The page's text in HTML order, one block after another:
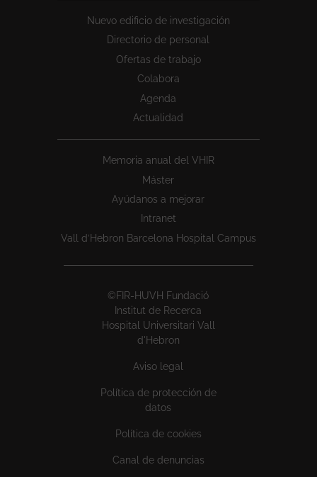
Nuevo edificio de investigación
Directorio de personal
Ofertas de trabajo
Colabora
Agenda
Actualidad
Memoria anual del VHIR
Máster
Ayúdanos a mejorar
Intranet
Vall d’Hebron Barcelona Hospital Campus
©FIR-HUVH Fundació
Institut de Recerca
Hospital Universitari Vall
d'Hebron
Aviso legal
Política de protección de
datos
Política de cookies
Canal de denuncias